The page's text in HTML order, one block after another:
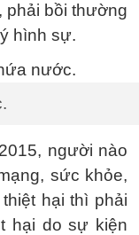
phải bồi thường
hình sự.
người nào
sức khỏe,
hại thì phải
hại do sự kiện